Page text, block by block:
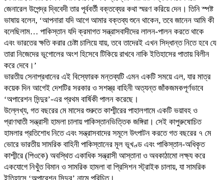
জেনারেল উপেন্দ্র দ্বিবেদী তার পূর্ববর্তী বক্তব্যের কথা স্মরণ করিয়ে দেন। তিনি স্পষ্ট
ভাষায় বলেন, ‘আপনারা যদি আগে আমার বক্তব্য শুনে থাকেন, তবে জানেন আমি কী
বলেছিলাম… পাকিস্তান যদি ক্রমাগত সন্ত্রাসবাদীদের লালন-পালন করতে থাকে
এবং ভারতের ক্ষতি করার চেষ্টা চালিয়ে যায়, তবে তাদেরই এখন সিদ্ধান্ত নিতে হবে যে
তারা নিজেদের ভূগোলের অংশ হিসেবে টিকিয়ে রাখবে নাকি ইতিহাসের পাতায় বিলীন
করে দেবে।’
ভারতীয় সেনাপ্রধানের এই বিস্ফোরক মন্তব্যটি এমন একটি সময়ে এল, যার মাত্র
কয়েক দিন আগেই দেশটির সরকার ও সশস্ত্র বাহিনী অত্যন্ত জাঁকজমকপূর্ণভাবে
‘অপারেশন সিন্দুর’-এর প্রথম বার্ষিকী পালন করেছে।
উল্লেখ্য, গত বছরের মে মাসের শুরুতে কাশ্মীরের পাহালগামে একটি ভয়াবহ ও
প্রাণঘাতী সন্ত্রাসী হামলা চালায় পাকিস্তানভিত্তিক জঙ্গিরা। সেই কাপুরুষোচিত
হামলার প্রতিশোধ নিতে এবং সন্ত্রাসবাদের সমূলে উৎপাটন করতে গত বছরের ৭ মে
ভোরে ভারতীয় সামরিক বাহিনী পাকিস্তানের মূল ভূখণ্ড এবং পাকিস্তান-অধিকৃত
কাশ্মীরে (পিওকে) অবস্থিত একাধিক সন্ত্রাসী আস্তানা ও অবকাঠামো লক্ষ্য করে
একযোগে নিখুঁত বিমান ও সামরিক হামলা বা প্রিসিশন স্ট্রাইক চালায়, যা সামরিক